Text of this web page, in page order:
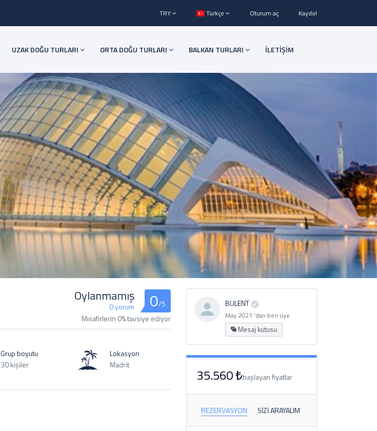
TRY Türkçe Oturum aç Kaydol
UZAK DOĞU TURLARI ORTA DOĞU TURLARI BALKAN TURLARI İLETİŞİM
Oylanmamış
0 yorum 0/5
Misafirlerin 0% tavsiye ediyor
Grup boyutu
30 kişiler
Lokasyon
Madrit
BULENT
May 2021 'dan beri üye
Mesaj kutusu
35.560 ₺başlayan fiyatlar
REZERVASYON SIZI ARAYALIM